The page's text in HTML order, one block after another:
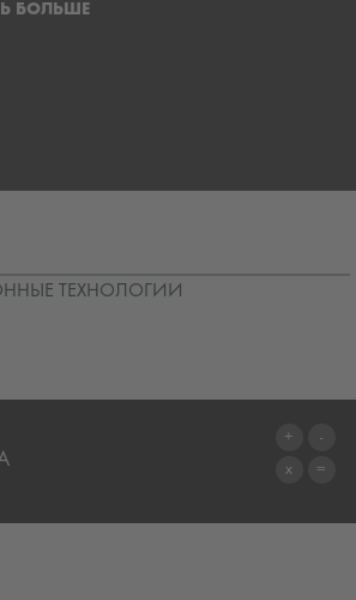
БОЛЬШЕ
ТЕХНОЛОГИИ